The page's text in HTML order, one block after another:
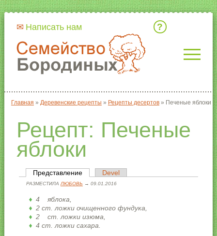
Написать нам
Вы здесь
Главная » Деревенские рецепты » Рецепты десертов » Печеные яблоки
Рецепт: Печеные
яблоки
Главные вкладки
Представление(активная вкладка)
Devel
РАЗМЕСТИЛА ЛЮБОВЬ → 09.01.2016
4 яблока,
2 ст. ложки очищенного фундука,
2 ст. ложки изюма,
4 ст. ложки сахара.